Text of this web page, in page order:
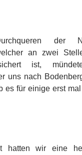
der
an zwei
ist,
uns nach
es für einige erst
hatten wir eine